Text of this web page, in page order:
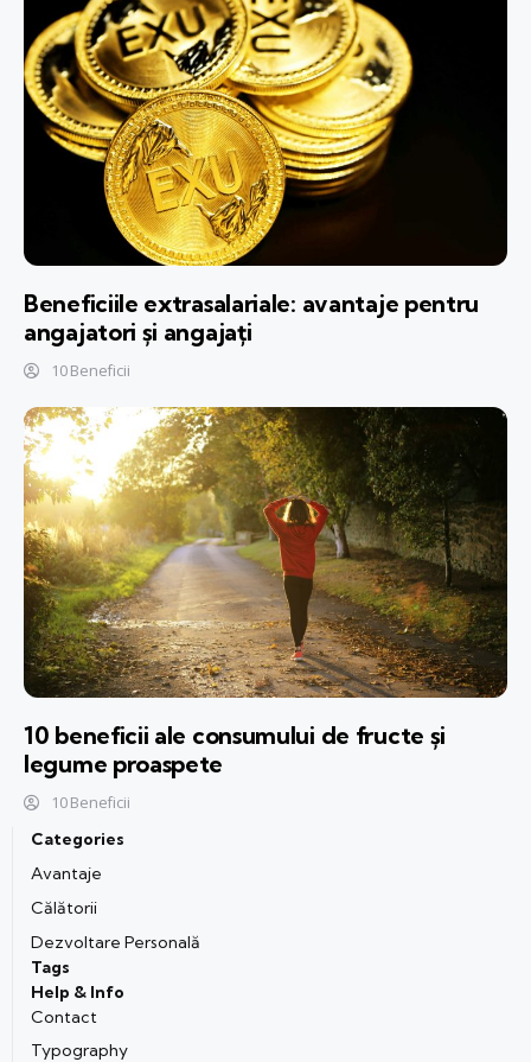
Beneficiile extrasalariale: avantaje pentru
angajatori și angajați
10 Beneficii
10 beneficii ale consumului de fructe și
legume proaspete
10 Beneficii
Categories
Avantaje
Călătorii
Dezvoltare Personală
Tags
Help & Info
Contact
Typography